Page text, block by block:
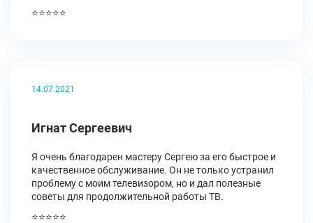
⭐⭐⭐⭐⭐
14.07.2021
Игнат Сергеевич
Я очень благодарен мастеру Сергею за его быстрое и
качественное обслуживание. Он не только устранил
проблему с моим телевизором, но и дал полезные
советы для продолжительной работы ТВ.
⭐⭐⭐⭐⭐